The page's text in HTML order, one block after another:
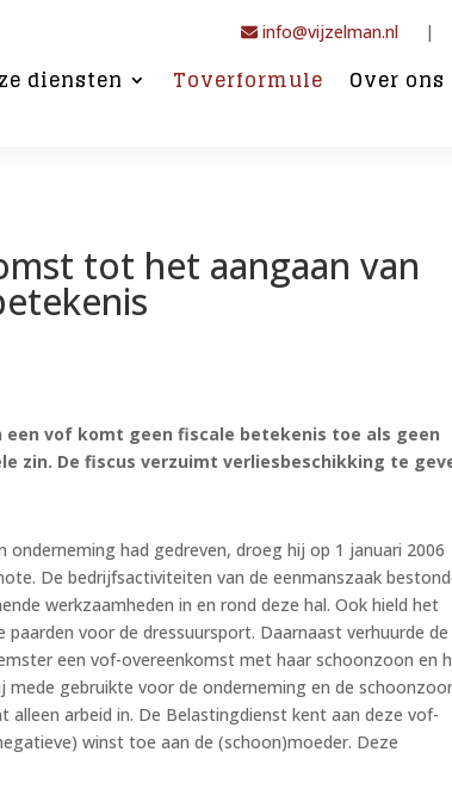
info@vijzelman.nl |
diensten Toverformule Over ons
tot het aangaan van
vof komt geen fiscale betekenis toe als geen
zin. De fiscus verzuimt verliesbeschikking te
had gedreven, droeg hij op 1 januari 2006
De bedrijfsactiviteiten van de eenmanszaak
werkzaamheden in en rond deze hal. Ook hield het
voor de dressuursport. Daarnaast verhuurde de
een vof-overeenkomst met haar schoonzoon en
gebruikte voor de onderneming en de
arbeid in. De Belastingdienst kent aan deze vof-
winst toe aan de (schoon)moeder. Deze